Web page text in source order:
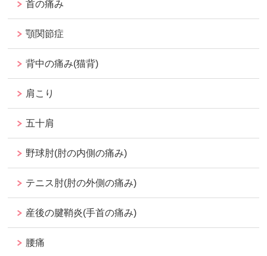
首の痛み
顎関節症
背中の痛み(猫背)
肩こり
五十肩
野球肘(肘の内側の痛み)
テニス肘(肘の外側の痛み)
産後の腱鞘炎(手首の痛み)
腰痛